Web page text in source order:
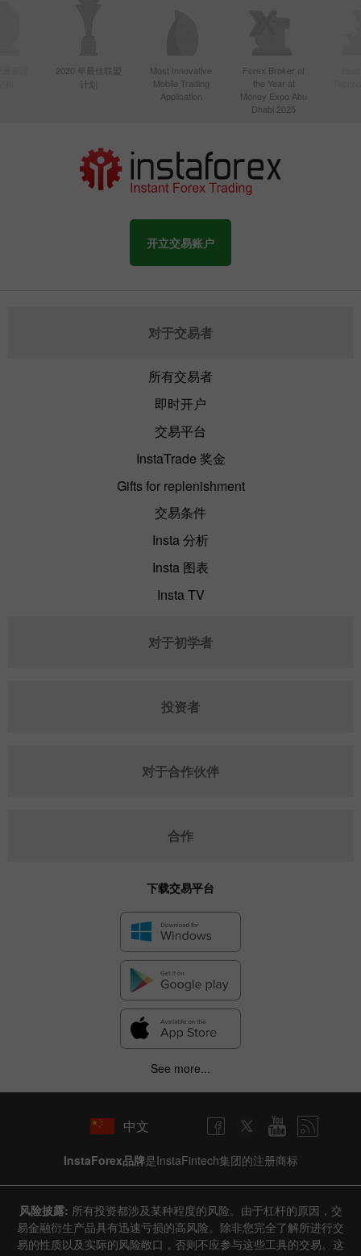
2020 年最佳联盟
计划
Most Innovative
Mobile Trading
Application
Forex Broker of
the Year at
Money Expo Abu
Dhabi 2025
开立交易账户
对于交易者
所有交易者
即时开户
交易平台
InstaTrade 奖金
Gifts for replenishment
交易条件
Insta 分析
Insta 图表
Insta TV
对于初学者
投资者
对于合作伙伴
合作
下载交易平台
See more...
中文
InstaForex品牌是InstaFintech集团的注册商标
风险披露: 所有投资都涉及某种程度的风险。由于杠杆的原因，交
易金融衍生产品具有迅速亏损的高风险。除非您完全了解所进行交
易的性质以及实际的风险敞口，否则不应参与这些工具的交易。这